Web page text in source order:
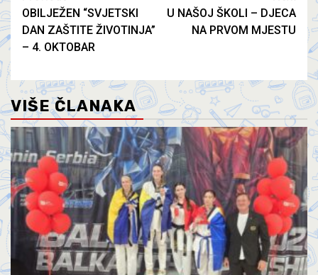
OBILJEŽEN “SVJETSKI
DAN ZAŠTITE ŽIVOTINJA”
– 4. OKTOBAR
U NAŠOJ ŠKOLI – DJECA
NA PRVOM MJESTU
VIŠE ČLANAKA